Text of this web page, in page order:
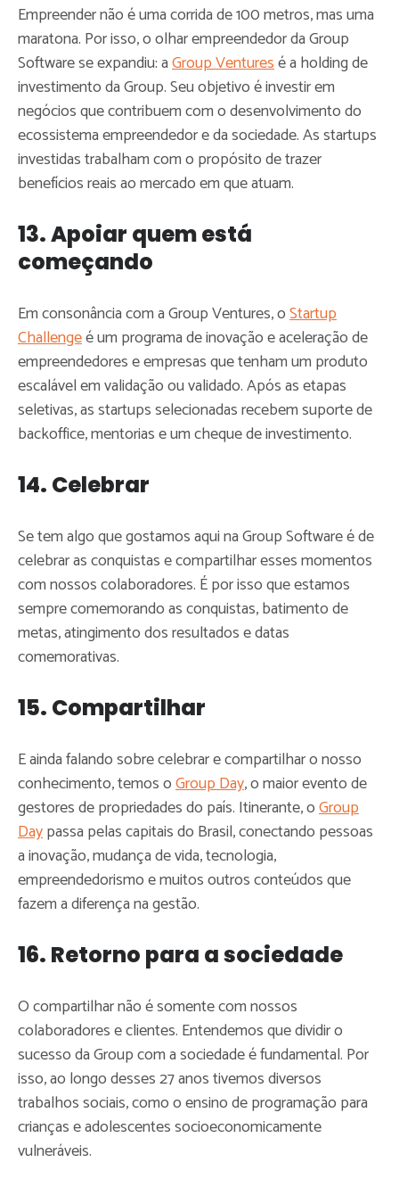
Empreender não é uma corrida de 100 metros, mas uma
maratona. Por isso, o olhar empreendedor da Group
Software se expandiu: aGroup Venturesé a holding de
investimento da Group. Seu objetivo é investir em
negócios que contribuem com o desenvolvimento do
ecossistema empreendedor e da sociedade. As startups
investidas trabalham com o propósito de trazer
benefícios reais ao mercado em que atuam.
13. Apoiar quem está
começando
Em consonância com a Group Ventures, oStartup
Challengeé um programa de inovação e aceleração de
empreendedores e empresas que tenham um produto
escalável em validação ou validado. Após as etapas
seletivas, as startups selecionadas recebem suporte de
backoffice, mentorias e um cheque de investimento.
14. Celebrar
Se tem algo que gostamos aqui na Group Software é de
celebrar as conquistas e compartilhar esses momentos
com nossos colaboradores. É por isso que estamos
sempre comemorando as conquistas, batimento de
metas, atingimento dos resultados e datas
comemorativas.
15. Compartilhar
E ainda falando sobre celebrar e compartilhar o nosso
conhecimento, temos oGroup Day, o maior evento de
gestores de propriedades do país. Itinerante, oGroup
Daypassa pelas capitais do Brasil, conectando pessoas
a inovação, mudança de vida, tecnologia,
empreendedorismo e muitos outros conteúdos que
fazem a diferença na gestão.
16. Retorno para a sociedade
O compartilhar não é somente com nossos
colaboradores e clientes. Entendemos que dividir o
sucesso da Group com a sociedade é fundamental. Por
isso, ao longo desses 27 anos tivemos diversos
trabalhos sociais, como o ensino de programação para
crianças e adolescentes socioeconomicamente
vulneráveis.